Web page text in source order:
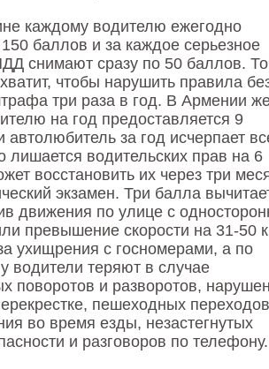
каждому водителю ежегодно
баллов и за каждое серьезное
снимают сразу по 50 баллов. То
чтобы нарушить правила
три раза в год. В Армении
на год предоставляется 9
автолюбитель за год исчерпает
лишается водительских прав на 6
восстановить их через три
экзамен. Три балла
движения по улице с
превышение скорости на 31-50
ухищрения с госномерами, а по
водители теряют в случае
поворотов и разворотов,
пешеходных
во время езды, незастегнутых
и разговоров по телефону.